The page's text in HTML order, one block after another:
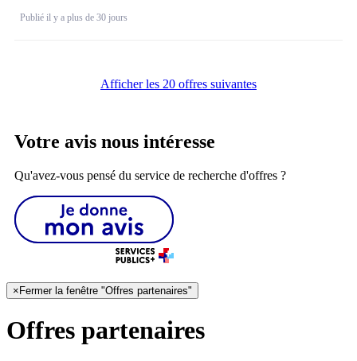
Publié il y a plus de 30 jours
Afficher les 20 offres suivantes
Votre avis nous intéresse
Qu'avez-vous pensé du service de recherche d'offres ?
×Fermer la fenêtre "Offres partenaires"
Offres partenaires